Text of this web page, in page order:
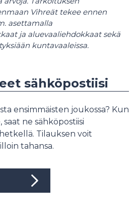
Vihreät tekee ennen
asettamalla
ja aluevaaliehdokkaat sekä
kuntavaaleissa.
sähköpostiisi
ensimmäisten joukossa? Kun
ne sähköpostiisi
Tilauksen voit
tahansa.